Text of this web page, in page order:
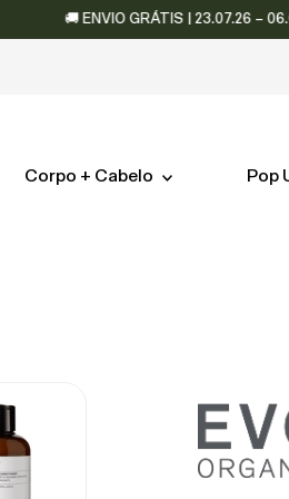
🚚 ENVIO GRÁTIS | 23.07.26 –
Corpo + Cabelo Pop